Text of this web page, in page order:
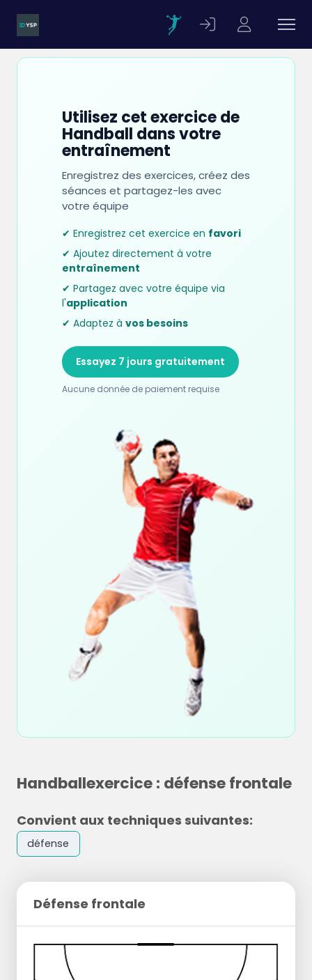
Utilisez cet exercice de
Handball dans votre
entraînement
Enregistrez des exercices, créez des
séances et partagez-les avec
votre équipe
✔ Enregistrez cet exercice en favori
✔ Ajoutez directement à votre
entraînement
✔ Partagez avec votre équipe via
l'application
✔ Adaptez à vos besoins
Essayez 7 jours gratuitement
Aucune donnée de paiement requise
Handballexercice : défense frontale
Convient aux techniques suivantes:
défense
Défense frontale